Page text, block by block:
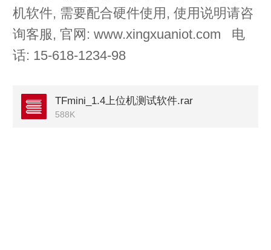
机软件, 需要配合硬件使用, 使用说明请咨
询客服, 官网: www.xingxuaniot.com 电
话: 15-618-1234-98
TFmini_1.4上位机测试软件.rar
588K